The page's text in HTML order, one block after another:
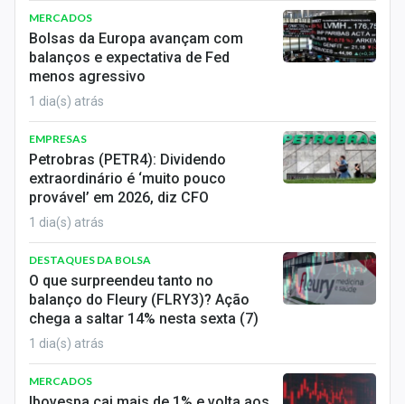
MERCADOS
Bolsas da Europa avançam com
balanços e expectativa de Fed
menos agressivo
1 dia(s) atrás
EMPRESAS
Petrobras (PETR4): Dividendo
extraordinário é ‘muito pouco
provável’ em 2026, diz CFO
1 dia(s) atrás
DESTAQUES DA BOLSA
O que surpreendeu tanto no
balanço do Fleury (FLRY3)? Ação
chega a saltar 14% nesta sexta (7)
1 dia(s) atrás
MERCADOS